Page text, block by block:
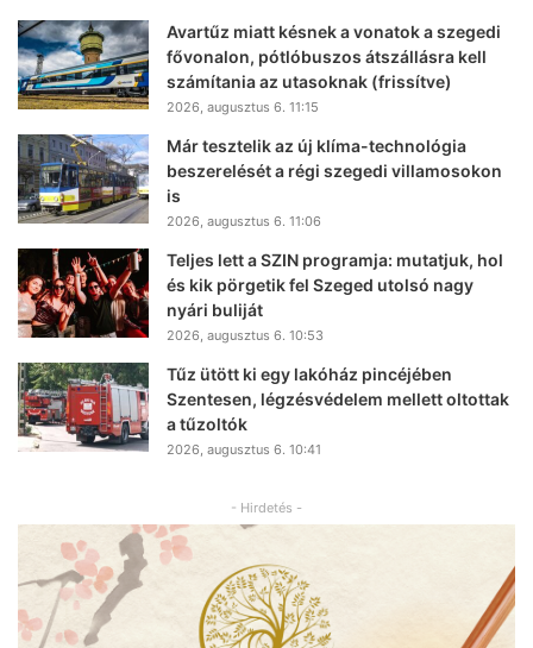
Avartűz miatt késnek a vonatok a szegedi
fővonalon, pótlóbuszos átszállásra kell
számítania az utasoknak (frissítve)
2026, augusztus 6. 11:15
Már tesztelik az új klíma-technológia
beszerelését a régi szegedi villamosokon
is
2026, augusztus 6. 11:06
Teljes lett a SZIN programja: mutatjuk, hol
és kik pörgetik fel Szeged utolsó nagy
nyári buliját
2026, augusztus 6. 10:53
Tűz ütött ki egy lakóház pincéjében
Szentesen, légzésvédelem mellett oltottak
a tűzoltók
2026, augusztus 6. 10:41
- Hirdetés -